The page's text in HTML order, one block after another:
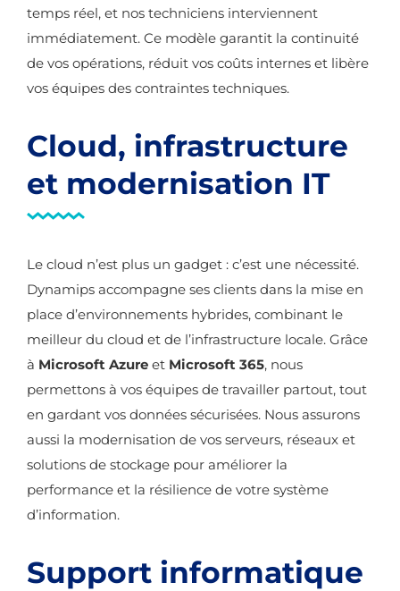
temps réel, et nos techniciens interviennent
immédiatement. Ce modèle garantit la continuité
de vos opérations, réduit vos coûts internes et libère
vos équipes des contraintes techniques.
Cloud, infrastructure
et modernisation IT
Le cloud n’est plus un gadget : c’est une nécessité.
Dynamips accompagne ses clients dans la mise en
place d’environnements hybrides, combinant le
meilleur du cloud et de l’infrastructure locale. Grâce
à Microsoft Azure et Microsoft 365, nous
permettons à vos équipes de travailler partout, tout
en gardant vos données sécurisées. Nous assurons
aussi la modernisation de vos serveurs, réseaux et
solutions de stockage pour améliorer la
performance et la résilience de votre système
d’information.
Support informatique